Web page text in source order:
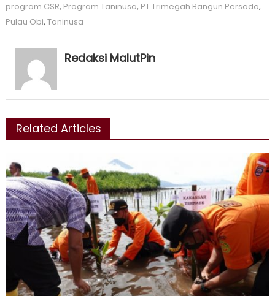
program CSR, Program Taninusa, PT Trimegah Bangun Persada,
Pulau Obi, Taninusa
Redaksi MalutPin
Related Articles